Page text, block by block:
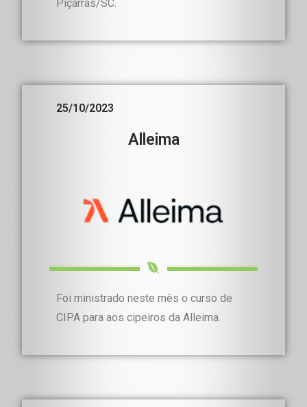
Piçarras/SC.
25/10/2023
Alleima
Foi ministrado neste mês o curso de
CIPA para aos cipeiros da Alleima.